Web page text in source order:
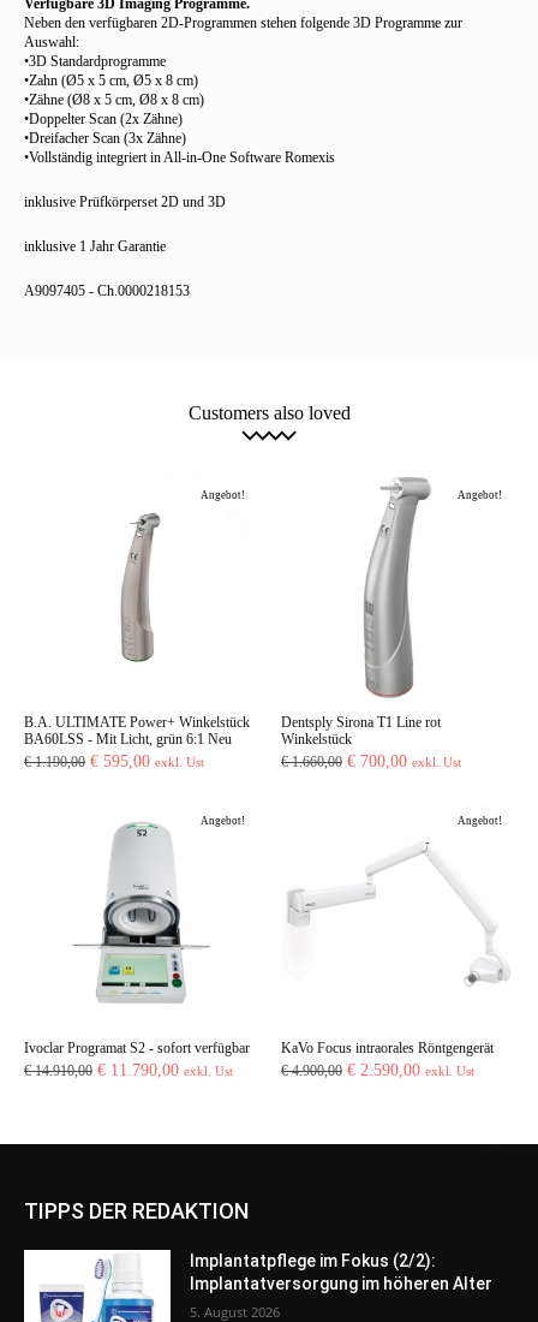
Verfügbare 3D Imaging Programme.
Neben den verfügbaren 2D-Programmen stehen folgende 3D Programme zur
Auswahl:
•3D Standardprogramme
•Zahn (Ø5 x 5 cm, Ø5 x 8 cm)
•Zähne (Ø8 x 5 cm, Ø8 x 8 cm)
•Doppelter Scan (2x Zähne)
•Dreifacher Scan (3x Zähne)
•Vollständig integriert in All-in-One Software Romexis
inklusive Prüfkörperset 2D und 3D
inklusive 1 Jahr Garantie
A9097405 - Ch.0000218153
Customers also loved
Angebot!
B.A. ULTIMATE Power+ Winkelstück
BA60LSS - Mit Licht, grün 6:1 Neu
€1.190,00 Ursprünglicher
€ 1.190,00
€ 595,00Aktueller
€ 595,00.
exkl. Ust
Angebot!
Dentsply Sirona T1 Line rot
Winkelstück
€1.660,00 Ursprünglicher
€ 700,00Aktueller
€ 700,00.
exkl. Ust
Angebot!
Ivoclar Programat S2 - sofort verfügbar
€14.910,00 Ursprünglicher
€ 11.790,00Aktueller
exkl. Ust
Angebot!
KaVo Focus intraorales Röntgengerät
€4.900,00 Ursprünglicher
€ 2.590,00Aktueller
exkl. Ust
TIPPS DER REDAKTION
Implantatpflege im Fokus (2/2):
Implantatversorgung im höheren Alter
5. August 2026